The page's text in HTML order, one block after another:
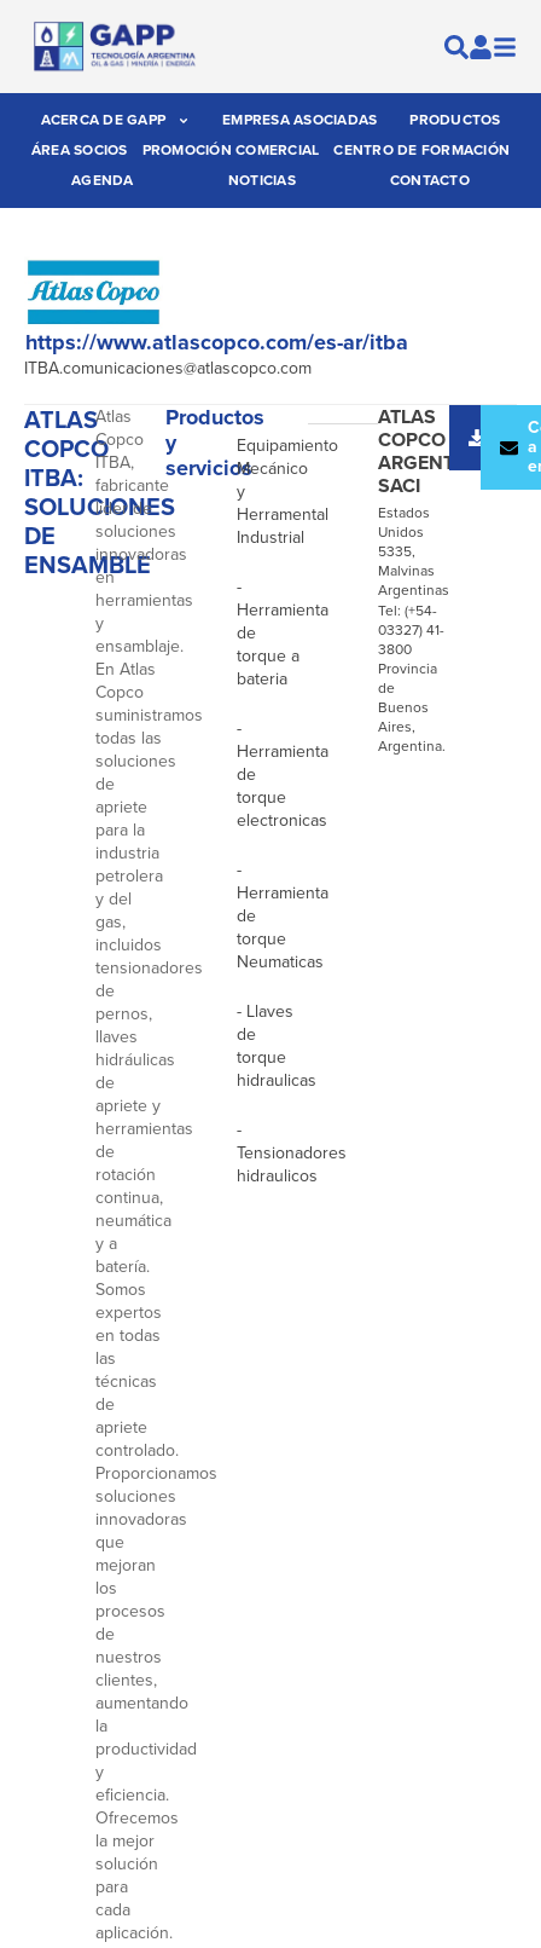
ACERCA DE GAPP EMPRESA ASOCIADAS
PRODUCTOS
ÁREA SOCIOS
PROMOCIÓN COMERCIAL
CENTRO DE FORMACIÓN
AGENDA
NOTICIAS CONTACTO
https://www.atlascopco.com/es-ar/itba
ITBA.comunicaciones@atlascopco.com
ATLAS
COPCO
ITBA:
SOLUCIONES
DE
ENSAMBLE
Atlas
Copco
ITBA,
fabricante
líder de
soluciones
innovadoras
en
herramientas
y
ensamblaje.
En Atlas
Copco
suministramos
todas las
soluciones
de
apriete
para la
industria
petrolera
y del
gas,
incluidos
tensionadores
de
pernos,
llaves
hidráulicas
de
apriete y
herramientas
de
rotación
continua,
neumática
y a
batería.
Somos
expertos
en todas
las
técnicas
de
apriete
controlado.
Proporcionamos
soluciones
innovadoras
que
mejoran
los
procesos
de
nuestros
clientes,
aumentando
la
productividad
y
eficiencia.
Ofrecemos
la mejor
solución
para
cada
aplicación.
Productos
y
servicios
-
Equipamiento
Mecánico
y
Herramental
Industrial
-
Herramienta
de
torque a
bateria
-
Herramienta
de
torque
electronicas
-
Herramienta
de
torque
Neumaticas
- Llaves
de
torque
hidraulicas
-
Tensionadores
hidraulicos
ATLAS
COPCO
ARGENTINA
SACI
Estados
Unidos
5335,
Malvinas
Argentinas
Tel: (+54-
03327) 41-
3800
Provincia
de
Buenos
Aires,
Argentina.